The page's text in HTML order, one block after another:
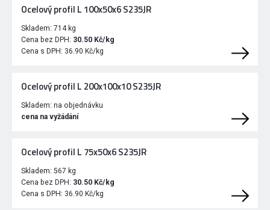
Ocelový profil L 100x50x6 S235JR
Skladem: 714 kg
Cena bez DPH: 30.50 Kč/kg
Cena s DPH: 36.90 Kč/kg
Ocelový profil L 200x100x10 S235JR
Skladem: na objednávku
cena na vyžádání
Ocelový profil L 75x50x6 S235JR
Skladem: 567 kg
Cena bez DPH: 30.50 Kč/kg
Cena s DPH: 36.90 Kč/kg